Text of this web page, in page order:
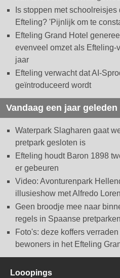
Is stoppen met
Efteling? 'Pijnlijk om te
Efteling Grand Hotel
evenveel omzet als Efteling-
jaar
Efteling verwacht dat AI-
geïntroduceerd wordt
Vandaag een jaar geleden
Waterpark Slagharen gaat
pretpark gesloten is
Efteling houdt Baron 1898
er gebeuren
Video: Avonturenpark
illusieshow met Alfredo
Geen broodje mee naar
regels in Spaanse pretparken
Foto's: deze koffers
bewoners in het Efteling
Looopings